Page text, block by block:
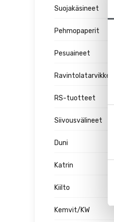
Suojakäsineet
Pehmopaperit
Pesuaineet
Ravintolatarvikkeet
RS-tuotteet
Siivousvälineet
Duni
Katrin
Kiilto
Kemvit/KW